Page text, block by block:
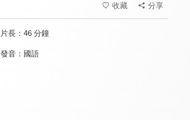
收藏 分享
片長：46 分鐘
發音： 國語